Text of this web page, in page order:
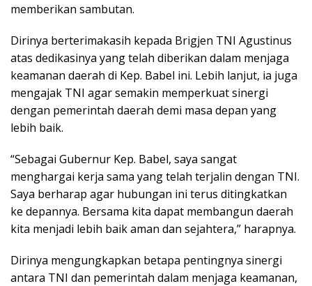
memberikan sambutan.
Dirinya berterimakasih kepada Brigjen TNI Agustinus
atas dedikasinya yang telah diberikan dalam menjaga
keamanan daerah di Kep. Babel ini. Lebih lanjut, ia juga
mengajak TNI agar semakin memperkuat sinergi
dengan pemerintah daerah demi masa depan yang
lebih baik.
“Sebagai Gubernur Kep. Babel, saya sangat
menghargai kerja sama yang telah terjalin dengan TNI.
Saya berharap agar hubungan ini terus ditingkatkan
ke depannya. Bersama kita dapat membangun daerah
kita menjadi lebih baik aman dan sejahtera,” harapnya.
Dirinya mengungkapkan betapa pentingnya sinergi
antara TNI dan pemerintah dalam menjaga keamanan,